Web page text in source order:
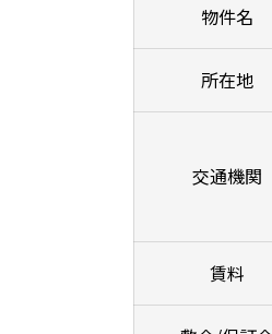
物件名
所在地
交通機関
賃料